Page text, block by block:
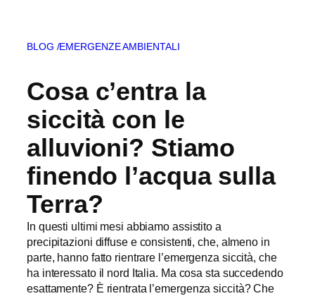
BLOG /EMERGENZE AMBIENTALI
Cosa c’entra la
siccità con le
alluvioni? Stiamo
finendo l’acqua sulla
Terra?
In questi ultimi mesi abbiamo assistito a
precipitazioni diffuse e consistenti, che, almeno in
parte, hanno fatto rientrare l’emergenza siccità, che
ha interessato il nord Italia. Ma cosa sta succedendo
esattamente? È rientrata l’emergenza siccità? Che